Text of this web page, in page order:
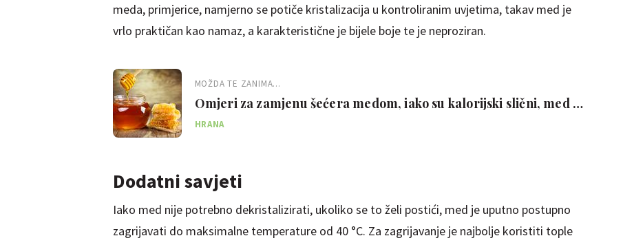
meda, primjerice, namjerno se potiče kristalizacija u kontroliranim uvjetima, takav med je
vrlo praktičan kao namaz, a karakteristične je bijele boje te je neproziran.
MOŽDA TE ZANIMA...
Omjeri za zamjenu šećera medom, iako su kalorijski slični, med je
pun vitamina
HRANA
Dodatni savjeti
Iako med nije potrebno dekristalizirati, ukoliko se to želi postići, med je uputno postupno
zagrijavati do maksimalne temperature od 40 °C. Za zagrijavanje je najbolje koristiti tople